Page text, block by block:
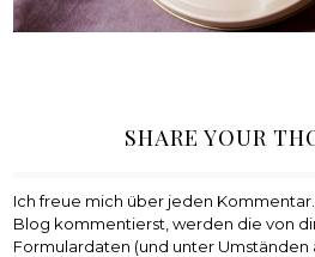
SHARE YOUR
Ich freue mich über jeden
Blog kommentierst, werden die von
Formulardaten (und unter Umständen